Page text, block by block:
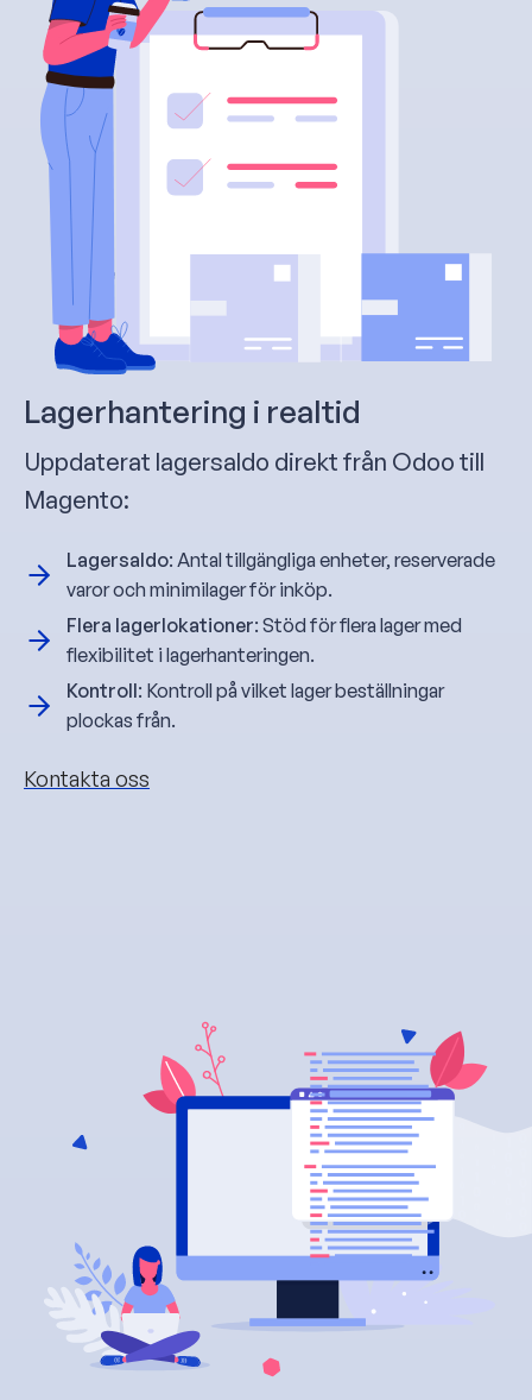
Lagerhantering i realtid
Uppdaterat lagersaldo direkt från Odoo till
Magento:
Lagersaldo: Antal tillgängliga enheter, reserverade
varor och minimilager för inköp.
Flera lagerlokationer: Stöd för flera lager med
flexibilitet i lagerhanteringen.
Kontroll: Kontroll på vilket lager beställningar
plockas från.
Kontakta oss